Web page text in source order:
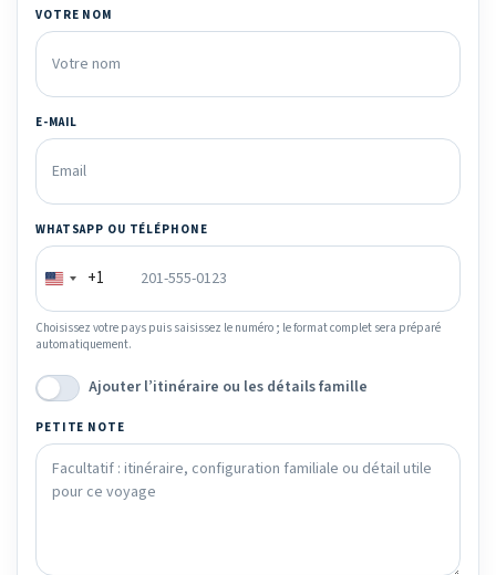
VOTRE NOM
E-MAIL
WHATSAPP OU TÉLÉPHONE
+1
Choisissez votre pays puis saisissez le numéro ; le format complet sera préparé
automatiquement.
Ajouter l’itinéraire ou les détails famille
PETITE NOTE